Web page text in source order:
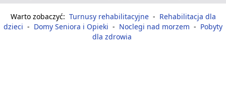
Warto zobaczyć: Turnusy rehabilitacyjne - Rehabilitacja dla
dzieci - Domy Seniora i Opieki - Noclegi nad morzem - Pobyty
dla zdrowia